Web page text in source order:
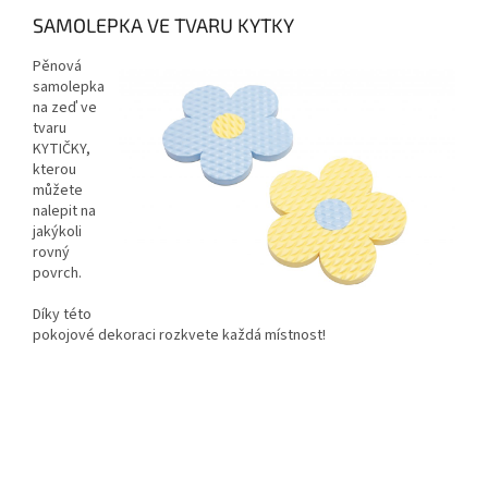
SAMOLEPKA VE TVARU KYTKY
Pěnová
samolepka
na zeď ve
tvaru
KYTIČKY,
kterou
můžete
nalepit na
jakýkoli
rovný
povrch.
Díky této
pokojové dekoraci rozkvete každá místnost!